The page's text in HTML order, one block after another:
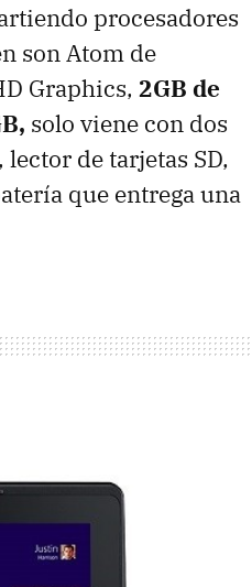
procesadores
son Atom de
Graphics, 2GB de
solo viene con dos
de tarjetas SD,
que entrega una